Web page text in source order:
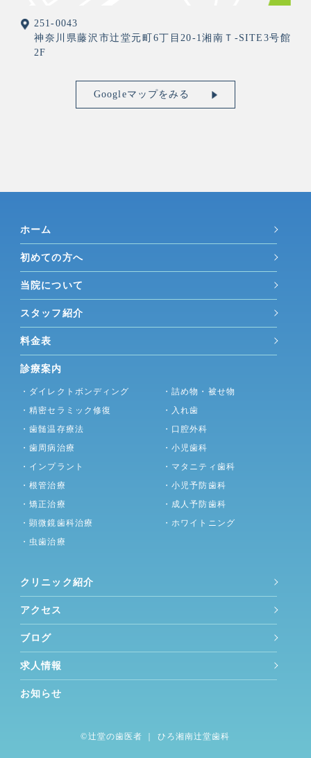
251-0043
神奈川県藤沢市辻堂元町6丁目20-1湘南Ｔ-SITE3号館
2F
Googleマップをみる
ホーム
初めての方へ
当院について
スタッフ紹介
料金表
診療案内
・ダイレクトボンディング
・精密セラミック修復
・歯髄温存療法
・歯周病治療
・インプラント
・根管治療
・矯正治療
・顕微鏡歯科治療
・虫歯治療
・詰め物・被せ物
・入れ歯
・口腔外科
・小児歯科
・マタニティ歯科
・小児予防歯科
・成人予防歯科
・ホワイトニング
クリニック紹介
アクセス
ブログ
求人情報
お知らせ
©︎辻堂の歯医者 ｜ ひろ湘南辻堂歯科